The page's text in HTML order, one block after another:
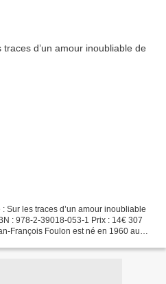
Sur les traces d’un amour inoubliable
: 978-2-39018-053-1 Prix : 14€ 307
François Foulon est né en 1960 au